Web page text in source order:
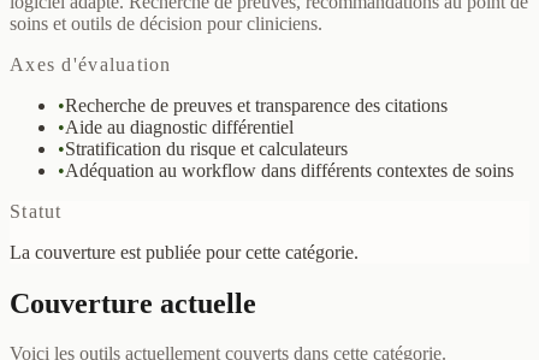
soins et outils de décision pour cliniciens.
Axes d'évaluation
•Recherche de preuves et transparence des citations
•Aide au diagnostic différentiel
•Stratification du risque et calculateurs
•Adéquation au workflow dans différents contextes de soins
Statut
La couverture est publiée pour cette catégorie.
Couverture actuelle
Voici les outils actuellement couverts dans cette catégorie.